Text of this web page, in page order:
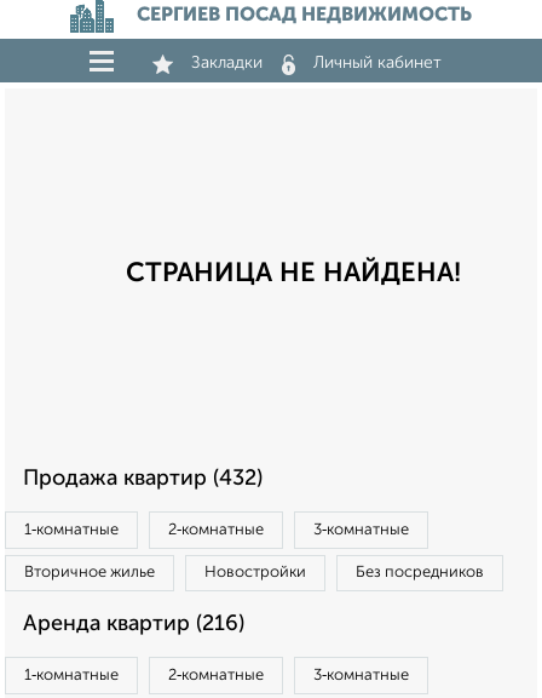
СЕРГИЕВ ПОСАД НЕДВИЖИМОСТЬ
Закладки Личный кабинет
СТРАНИЦА НЕ НАЙДЕНА!
Продажа квартир (432)
1‑комнатные 2‑комнатные 3‑комнатные
Вторичное жилье Новостройки Без посредников
Аренда квартир (216)
1‑комнатные 2‑комнатные 3‑комнатные